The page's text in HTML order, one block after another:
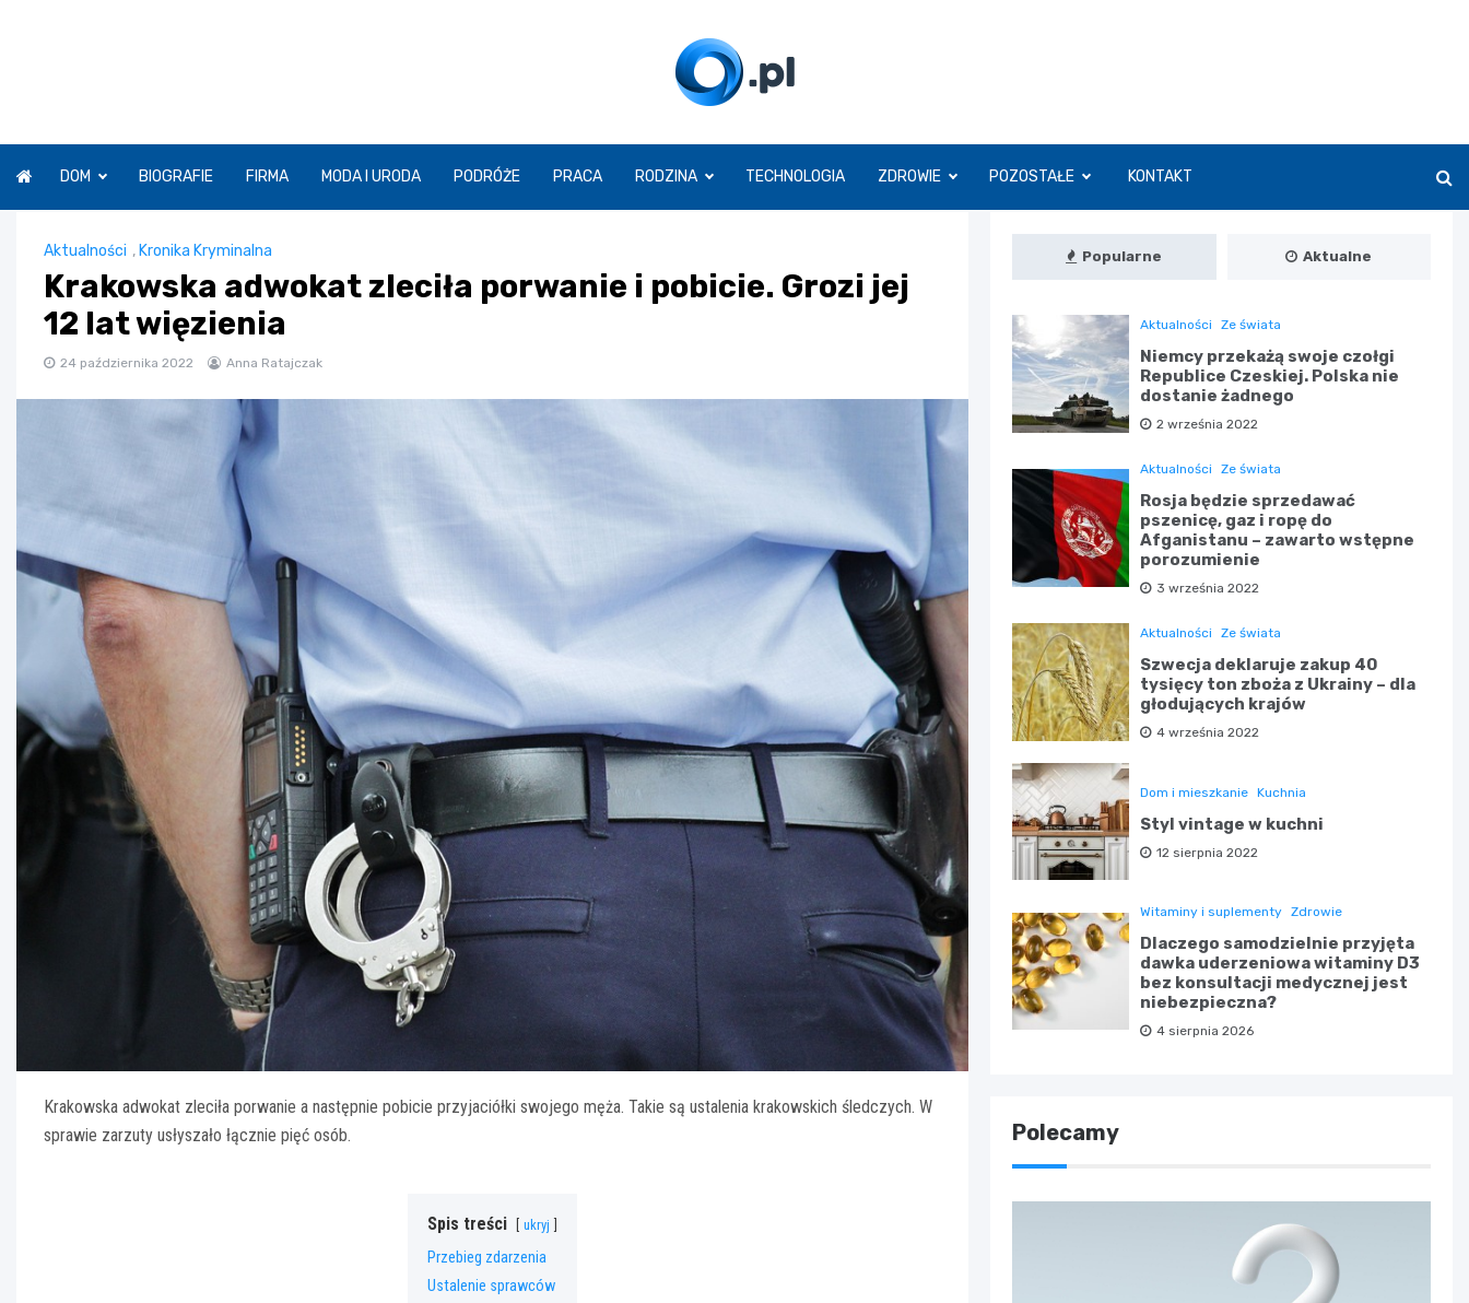
O.pl
DOM BIOGRAFIE FIRMA MODA I URODA PODRÓŻE PRACA RODZINA TECHNOLOGIA ZDROWIE POZOSTAŁE KONTAKT
Aktualności , Kronika Kryminalna
Krakowska adwokat zleciła porwanie i pobicie. Grozi jej
12 lat więzienia
24 października 2022 Anna Ratajczak
Krakowska adwokat zleciła porwanie a następnie pobicie przyjaciółki swojego męża. Takie są ustalenia krakowskich śledczych. W
sprawie zarzuty usłyszało łącznie pięć osób.
Spis treści ukryj
Przebieg zdarzenia
Ustalenie sprawców
Popularne Aktualne
Aktualności Ze świata
Niemcy przekażą swoje czołgi
Republice Czeskiej. Polska nie
dostanie żadnego
2 września 2022
Aktualności Ze świata
Rosja będzie sprzedawać
pszenicę, gaz i ropę do
Afganistanu – zawarto wstępne
porozumienie
3 września 2022
Aktualności Ze świata
Szwecja deklaruje zakup 40
tysięcy ton zboża z Ukrainy – dla
głodujących krajów
4 września 2022
Dom i mieszkanie Kuchnia
Styl vintage w kuchni
12 sierpnia 2022
Witaminy i suplementy Zdrowie
Dlaczego samodzielnie przyjęta
dawka uderzeniowa witaminy D3
bez konsultacji medycznej jest
niebezpieczna?
4 sierpnia 2026
Polecamy